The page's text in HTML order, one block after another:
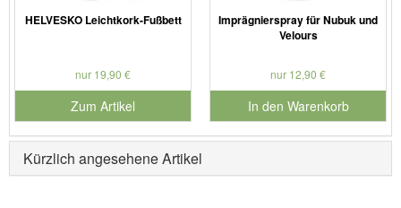
HELVESKO Leichtkork-Fußbett
nur 19,90 €
Zum Artikel
Imprägnierspray für Nubuk und
Velours
nur 12,90 €
In den Warenkorb
für Produktnummer 901179
Kürzlich angesehene Artikel